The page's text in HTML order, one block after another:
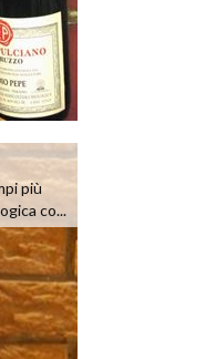
più
co...